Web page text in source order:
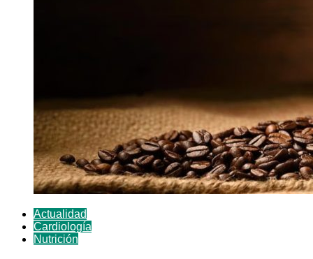
Actualidad
Cardiología
Nutrición